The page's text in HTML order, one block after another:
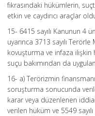
fıkrasındaki hükümlerin,
etkin ve caydırıcı araçlar
15- 6415 sayılı Kanunun 4
uyarınca 3713 sayılı
kovuşturma ve infaza
suçu bakımından da
16- a) Terörizmin
soruşturma sonucunda
karar veya düzenlenen
verilen hüküm ve 5549